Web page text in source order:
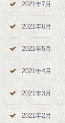
2021年7月
2021年6月
2021年5月
2021年4月
2021年3月
2021年2月